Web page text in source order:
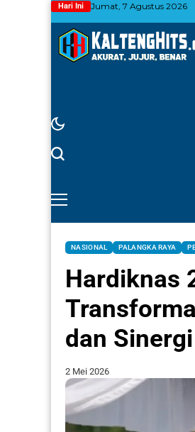
Hari Ini Jumat, 7 Agustus 2026
NASIONAL PALANGKA RAYA
Hardiknas
dan
2 Mei 2026